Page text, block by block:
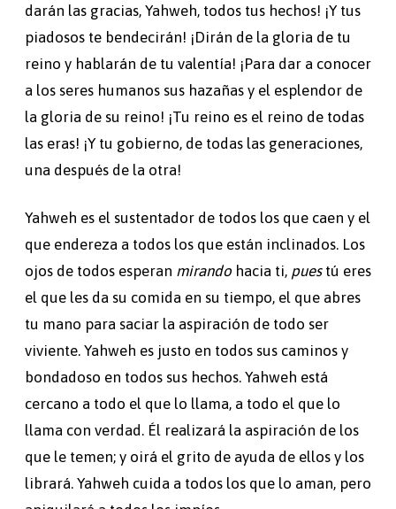
darán las gracias, Yahweh, todos tus hechos! ¡Y tus
piadosos te bendecirán! ¡Dirán de la gloria de tu
reino y hablarán de tu valentía! ¡Para dar a conocer
a los seres humanos sus hazañas y el esplendor de
la gloria de su reino! ¡Tu reino es el reino de todas
las eras! ¡Y tu gobierno, de todas las generaciones,
una después de la otra!
Yahweh es el sustentador de todos los que caen y el
que endereza a todos los que están inclinados. Los
ojos de todos esperan mirando hacia ti, puestú eres
el que les da su comida en su tiempo, el que abres
tu mano para saciar la aspiración de todo ser
viviente. Yahweh es justo en todos sus caminos y
bondadoso en todos sus hechos. Yahweh está
cercano a todo el que lo llama, a todo el que lo
llama con verdad. Él realizará la aspiración de los
que le temen; y oirá el grito de ayuda de ellos y los
librará. Yahweh cuida a todos los que lo aman, pero